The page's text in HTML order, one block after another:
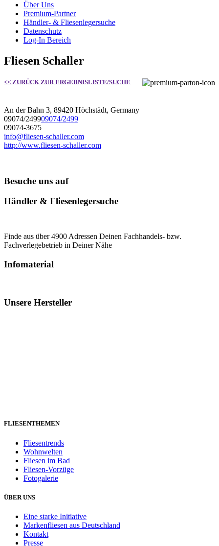
Über Uns
Premium-Partner
Händler- & Fliesenlegersuche
Datenschutz
Log-In Bereich
Fliesen Schaller
<< ZURÜCK ZUR ERGEBNISLISTE/SUCHE
An der Bahn 3, 89420 Höchstädt, Germany
09074/249909074/2499
09074-3675
info@fliesen-schaller.com
http://www.fliesen-schaller.com
Besuche uns auf
Händler & Fliesenlegersuche
Finde aus über 4900 Adressen Deinen Fachhandels- bzw.
Fachverlegebetrieb in Deiner Nähe
Infomaterial
Unsere Hersteller
FLIESENTHEMEN
Fliesentrends
Wohnwelten
Fliesen im Bad
Fliesen-Vorzüge
Fotogalerie
ÜBER UNS
Eine starke Initiative
Markenfliesen aus Deutschland
Kontakt
Presse